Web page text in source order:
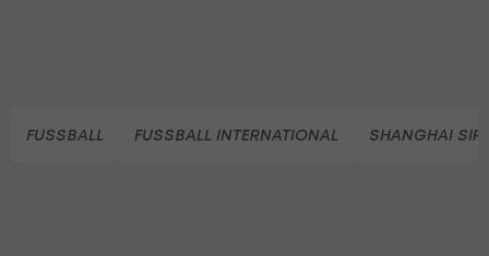
FUSSBALL FUSSBALL INTERNATIONAL SHANGHAI